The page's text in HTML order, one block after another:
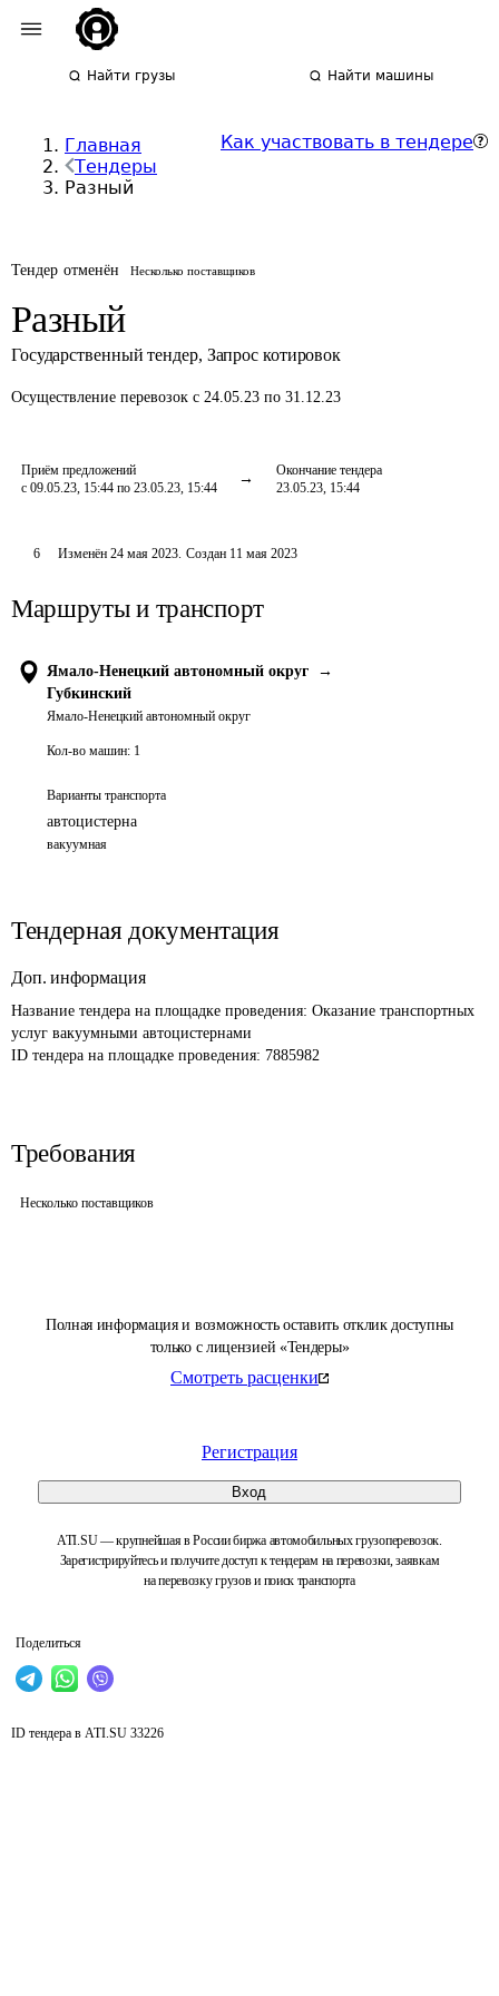
Найти грузы Найти машины
Главная
Тендеры
Разный
Как участвовать в тендере
Тендер отменён Несколько поставщиков
Разный
Государственный тендер, Запрос котировок
Осуществление перевозок с 24.05.23 по 31.12.23
Приём предложений
с 09.05.23, 15:44 по 23.05.23, 15:44
Окончание тендера
23.05.23, 15:44
Полная информация и возможность оставить отклик доступны
только с лицензией «Тендеры»
Смотреть расценки
Регистрация
Вход
ATI.SU — крупнейшая в России биржа автомобильных грузоперевозок.
Зарегистрируйтесь и получите доступ к тендерам на перевозки, заявкам
на перевозку грузов и поиск транспорта
Поделиться
6 Изменён 24 мая 2023. Создан 11 мая 2023
Маршруты и транспорт
Ямало-Ненецкий автономный округ
→
Губкинский
Ямало-Ненецкий автономный округ
Кол-во машин: 1
Варианты транспорта
автоцистерна
вакуумная
Тендерная документация
Доп. информация
Название тендера на площадке проведения: Оказание транспортных
услуг вакуумными автоцистернами
ID тендера на площадке проведения: 7885982
Требования
Несколько поставщиков
ID тендера в ATI.SU 33226